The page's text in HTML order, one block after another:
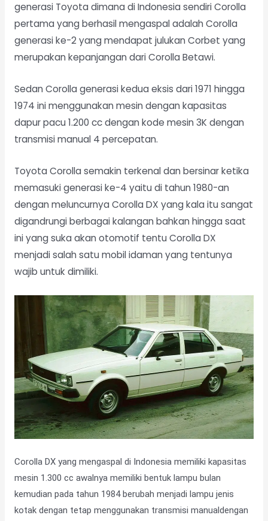
generasi Toyota dimana di Indonesia sendiri Corolla
pertama yang berhasil mengaspal adalah Corolla
generasi ke-2 yang mendapat julukan Corbet yang
merupakan kepanjangan dari Corolla Betawi.
Sedan Corolla generasi kedua eksis dari 1971 hingga
1974 ini menggunakan mesin dengan kapasitas
dapur pacu 1.200 cc dengan kode mesin 3K dengan
transmisi manual 4 percepatan.
Toyota Corolla semakin terkenal dan bersinar ketika
memasuki generasi ke-4 yaitu di tahun 1980-an
dengan meluncurnya Corolla DX yang kala itu sangat
digandrungi berbagai kalangan bahkan hingga saat
ini yang suka akan otomotif tentu Corolla DX
menjadi salah satu mobil idaman yang tentunya
wajib untuk dimiliki.
Corolla DX yang mengaspal di Indonesia memiliki kapasitas
mesin 1.300 cc awalnya memiliki bentuk lampu bulan
kemudian pada tahun 1984 berubah menjadi lampu jenis
kotak dengan tetap menggunakan transmisi manualdengan